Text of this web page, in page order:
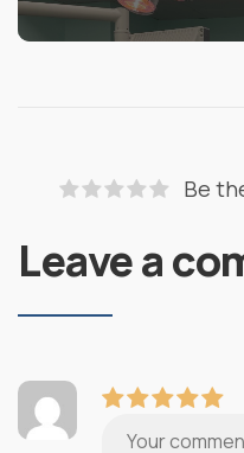
Be
Leave a